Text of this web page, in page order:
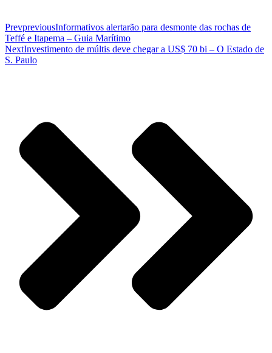
PrevpreviousInformativos alertarão para desmonte das rochas de
Teffé e Itapema – Guia Marítimo
NextInvestimento de múltis deve chegar a US$ 70 bi – O Estado de
S. Paulo